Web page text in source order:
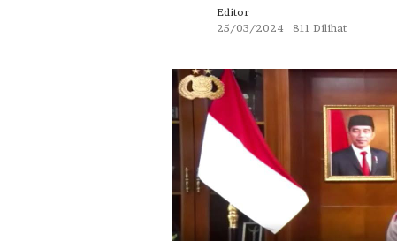
Editor
25/03/2024
811 Dilihat